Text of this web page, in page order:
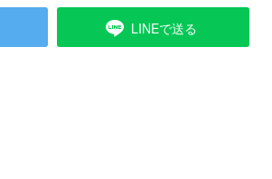
LINEで送る